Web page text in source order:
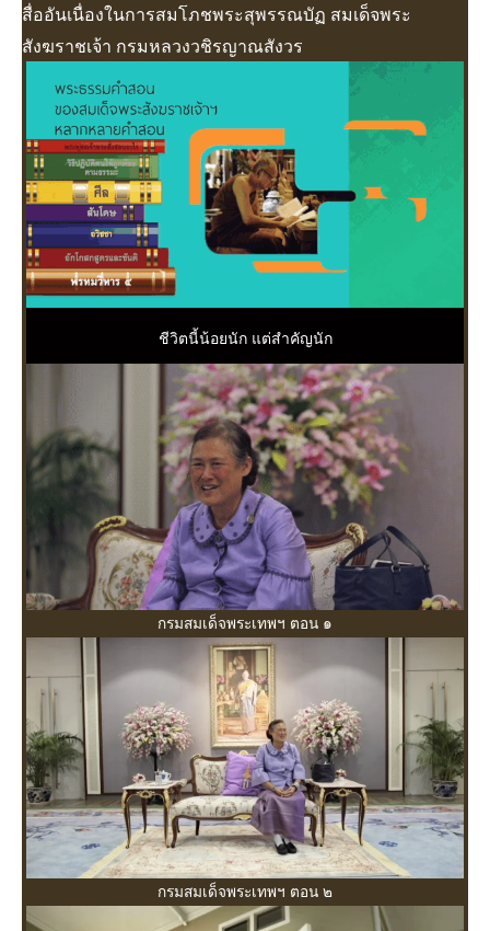
สื่ออันเนื่องในการสมโภชพระสุพรรณบัฏ สมเด็จพระ
สังฆราชเจ้า กรมหลวงวชิรญาณสังวร
ชีวิตนี้น้อยนัก แต่สำคัญนัก
กรมสมเด็จพระเทพฯ ตอน ๑
กรมสมเด็จพระเทพฯ ตอน ๒